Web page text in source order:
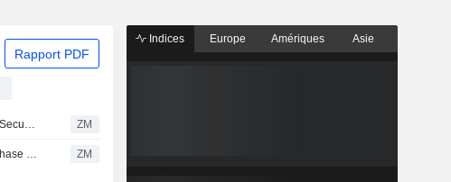
Rapport PDF
CONOCOPHILLIPS : Wells Fargo Securities persiste à l'achat ZM
CONOCOPHILLIPS : JPMorgan Chase maintient sa recommandation neutre ZM
Indices Europe Amériques Asie